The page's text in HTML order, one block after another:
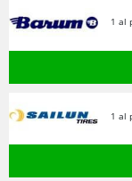
1 al
1 al